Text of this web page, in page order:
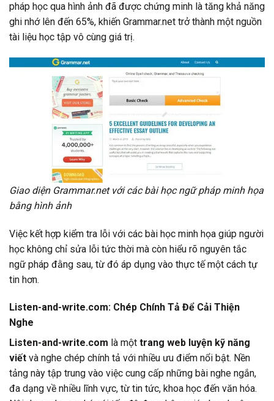
pháp học qua hình ảnh đã được chứng minh là tăng khả năng
ghi nhớ lên đến 65%, khiến Grammar.net trở thành một nguồn
tài liệu học tập vô cùng giá trị.
Giao diện Grammar.net với các bài học ngữ pháp minh họa
bằng hình ảnh
Việc kết hợp kiểm tra lỗi với các bài học minh họa giúp người
học không chỉ sửa lỗi tức thời mà còn hiểu rõ nguyên tắc
ngữ pháp đằng sau, từ đó áp dụng vào thực tế một cách tự
tin hơn.
Listen-and-write.com: Chép Chính Tả Để Cải Thiện
Nghe
Listen-and-write.com là một trang web luyện kỹ năng
viết và nghe chép chính tả với nhiều ưu điểm nổi bật. Nền
tảng này tập trung vào việc cung cấp những bài nghe ngắn,
đa dạng về nhiều lĩnh vực, từ tin tức, khoa học đến văn hóa.